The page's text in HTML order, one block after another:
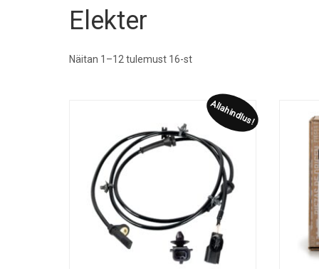
Elekter
Näitan 1–12 tulemust 16-st
Allahindlus!